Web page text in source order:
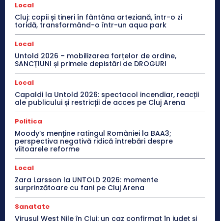
Local
Cluj: copii și tineri în fântâna arteziană, într-o zi
toridă, transformând-o într-un aqua park
Local
Untold 2026 – mobilizarea forțelor de ordine,
SANCȚIUNI și primele depistări de DROGURI
Local
Capaldi la Untold 2026: spectacol incendiar, reacții
ale publicului și restricții de acces pe Cluj Arena
Politica
Moody’s menține ratingul României la BAA3;
perspectiva negativă ridică întrebări despre
viitoarele reforme
Local
Zara Larsson la UNTOLD 2026: momente
surprinzătoare cu fani pe Cluj Arena
Sanatate
Virusul West Nile în Cluj: un caz confirmat în județ și